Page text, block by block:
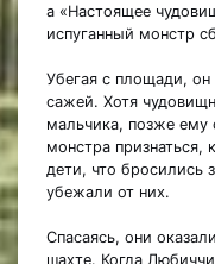
а «Настоящее
испуганный монстр
Убегая с площади, он
сажей. Хотя
мальчика, позже
монстра признаться,
дети, что бросились
убежали от них.
Спасаясь, они
шахте. Когда